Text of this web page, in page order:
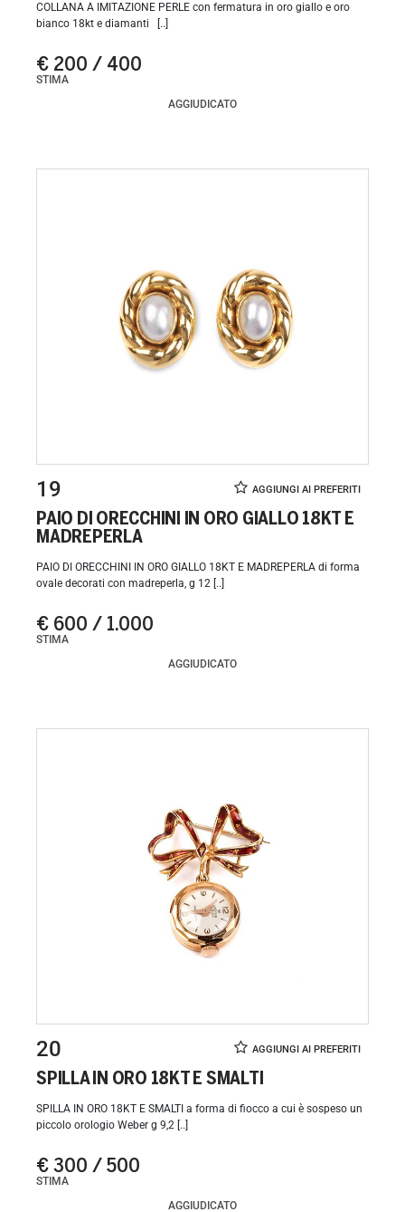
COLLANA A IMITAZIONE PERLE con fermatura in oro giallo e oro
bianco 18kt e diamanti [..]
€ 200 / 400
STIMA
AGGIUDICATO
19
PAIO DI ORECCHINI IN ORO GIALLO 18KT E
MADREPERLA
PAIO DI ORECCHINI IN ORO GIALLO 18KT E MADREPERLA di forma
ovale decorati con madreperla, g 12 [..]
€ 600 / 1.000
STIMA
AGGIUDICATO
20
SPILLA IN ORO 18KT E SMALTI
SPILLA IN ORO 18KT E SMALTI a forma di fiocco a cui è sospeso un
piccolo orologio Weber g 9,2 [..]
€ 300 / 500
STIMA
AGGIUDICATO